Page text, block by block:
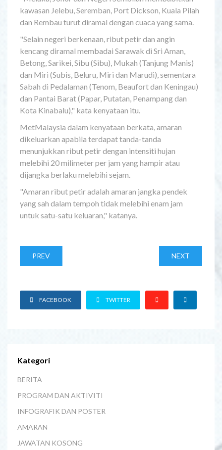
kawasan Jelebu, Seremban, Port Dickson, Kuala Pilah
dan Rembau turut diramal dengan cuaca yang sama.
"Selain negeri berkenaan, ribut petir dan angin
kencang diramal membadai Sarawak di Sri Aman,
Betong, Sarikei, Sibu (Sibu), Mukah (Tanjung Manis)
dan Miri (Subis, Beluru, Miri dan Marudi), sementara
Sabah di Pedalaman (Tenom, Beaufort dan Keningau)
dan Pantai Barat (Papar, Putatan, Penampang dan
Kota Kinabalu)," kata kenyataan itu.
MetMalaysia dalam kenyataan berkata, amaran
dikeluarkan apabila terdapat tanda-tanda
menunjukkan ribut petir dengan intensiti hujan
melebihi 20 milimeter per jam yang hampir atau
dijangka berlaku melebihi sejam.
"Amaran ribut petir adalah amaran jangka pendek
yang sah dalam tempoh tidak melebihi enam jam
untuk satu-satu keluaran," katanya.
PREV NEXT
FACEBOOK TWITTER
Kategori
BERITA
PROGRAM DAN AKTIVITI
INFOGRAFIK DAN POSTER
AMARAN
JAWATAN KOSONG